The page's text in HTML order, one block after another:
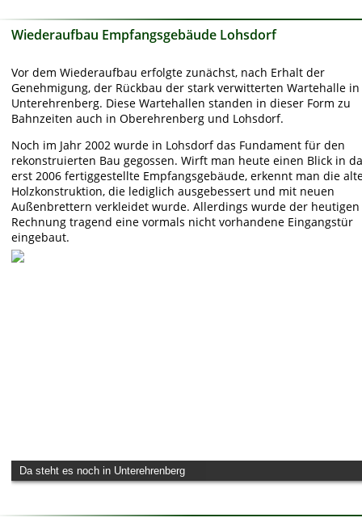
Vor dem Wiederaufbau erfolgte zunächst, nach Erhalt der
Genehmigung, der Rückbau der stark verwitterten Wartehalle in
Unterehrenberg. Diese Wartehallen standen in dieser Form zu
Bahnzeiten auch in Oberehrenberg und Lohsdorf.
Noch im Jahr 2002 wurde in Lohsdorf das Fundament für den
rekonstruierten Bau gegossen. Wirft man heute einen Blick in
erst 2006 fertiggestellte Empfangsgebäude, erkennt man die
Holzkonstruktion, die lediglich ausgebessert und mit neuen
Außenbrettern verkleidet wurde. Allerdings wurde der
Rechnung tragend eine vormals nicht vorhandene Eingangstür
eingebaut.
Wiederaufbau Empfangsgebäude Lohsdorf
Da steht es noch in Unterehrenberg